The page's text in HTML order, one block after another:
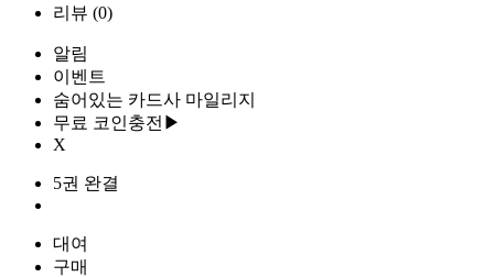
리뷰 (0)
알림
이벤트
숨어있는 카드사 마일리지
무료 코인충전▶
X
5권 완결
대여
구매